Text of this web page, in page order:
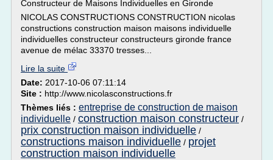
Constructeur de Maisons Individuelles en Gironde
NICOLAS CONSTRUCTIONS CONSTRUCTION nicolas
constructions construction maison maisons individuelle
individuelles constructeur constructeurs gironde france
avenue de mélac 33370 tresses...
Lire la suite
Date: 2017-10-06 07:11:14
Site : http://www.nicolasconstructions.fr
Thèmes liés : entreprise de construction de maison
individuelle / construction maison constructeur /
prix construction maison individuelle /
constructions maison individuelle / projet
construction maison individuelle